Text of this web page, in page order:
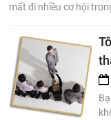
mất đi nhiều cơ hội